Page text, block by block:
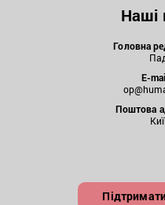
Наші
Головна
E-
Поштова